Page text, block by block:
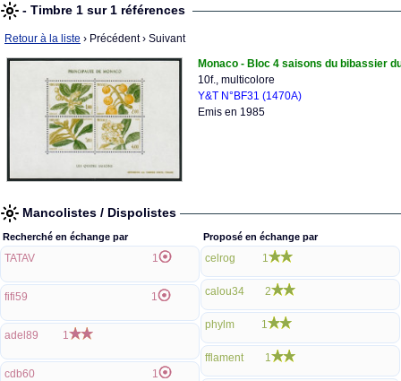
- Timbre 1 sur 1 références
Retour à la liste › Précédent› Suivant
Monaco - Bloc 4 saisons du bibassier
10f., multicolore
Y&T N°BF31 (1470A)
Emis en 1985
Mancolistes / Dispolistes
Recherché en échange par
TATAV 1
fifi59 1
adel89 1
cdb60 1
Proposé en échange par
celrog 1
calou34 2
phylm 1
fflament 1